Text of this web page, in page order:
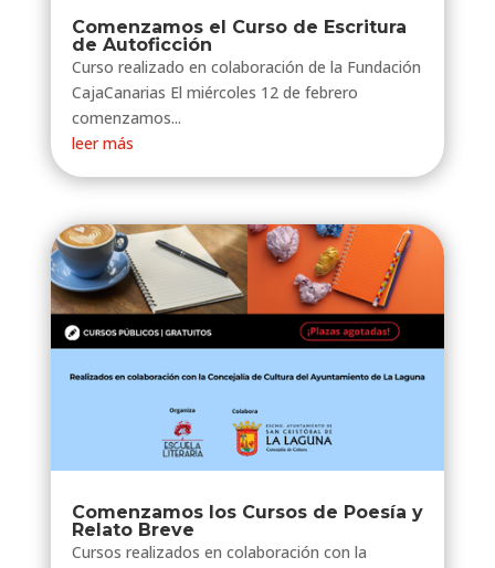
Comenzamos el Curso de Escritura
de Autoficción
Curso realizado en colaboración de la Fundación
CajaCanarias El miércoles 12 de febrero
comenzamos...
leer más
Comenzamos los Cursos de Poesía y
Relato Breve
Cursos realizados en colaboración con la